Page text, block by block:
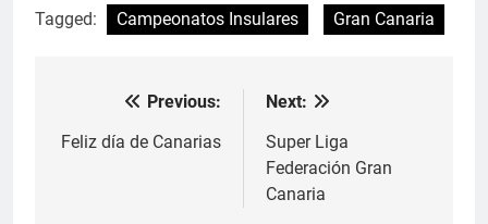
Tagged: Campeonatos Insulares Gran Canaria
Navegación
de
Previous:
Feliz día de Canarias
Next:
Super Liga
Federación Gran
Canaria